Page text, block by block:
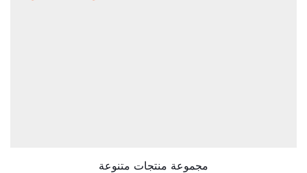
مجموعة منتجات متنوعة